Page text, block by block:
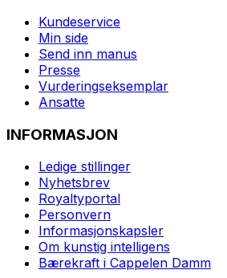
Kundeservice
Min side
Send inn manus
Presse
Vurderingseksemplar
Ansatte
INFORMASJON
Ledige stillinger
Nyhetsbrev
Royaltyportal
Personvern
Informasjonskapsler
Om kunstig intelligens
Bærekraft i Cappelen Damm